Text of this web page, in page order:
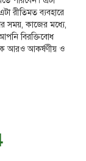
রীতিমত ব্যবহারে
সময়, কাজের মধ্যে,
বিরক্তিবোধ
আরও আকর্ষণীয় ও